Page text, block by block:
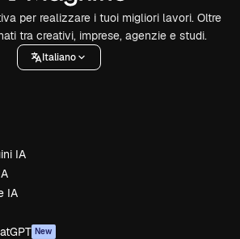
per realizzare i tuoi migliori lavori. Oltre
tra creativi, imprese, agenzie e studi.
Italiano
IA
IA
New